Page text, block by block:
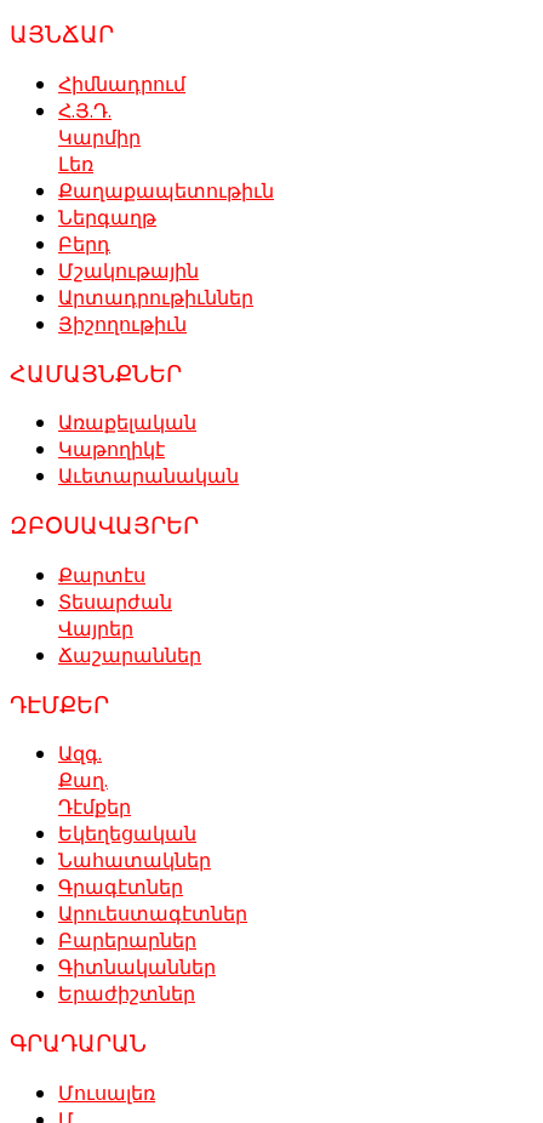
ԱՅՆՃԱՐ
Հիմնադրում
Հ.Յ.Դ.
Կարմիր
Լեռ
Քաղաքապետութիւն
Ներգաղթ
Բերդ
Մշակութային
Արտադրութիւններ
Յիշողութիւն
ՀԱՄԱՅՆՔՆԵՐ
Առաքելական
Կաթողիկէ
Աւետարանական
ԶԲՕՍԱՎԱՅՐԵՐ
Քարտէս
Տեսարժան
Վայրեր
Ճաշարաններ
ԴԷՄՔԵՐ
Ազգ.
Քաղ.
Դէմքեր
Եկեղեցական
Նահատակներ
Գրագէտներ
Արուեստագէտներ
Բարերարներ
Գիտնականներ
Երաժիշտներ
ԳՐԱԴԱՐԱՆ
Մուսալեռ